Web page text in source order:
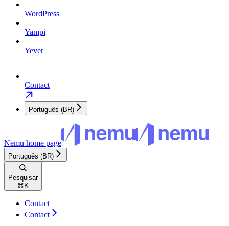
WordPress
Yampi
Yever
Contact
Português (BR)
Nemu home page
Português (BR)
Pesquisar
⌘ K
Contact
Contact